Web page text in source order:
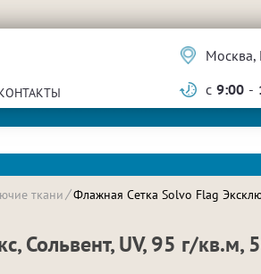
Москва,
с 9:00 -
ткани Флажная Сетка Solvo Flag
Сольвент, UV, 95 г/кв.м,